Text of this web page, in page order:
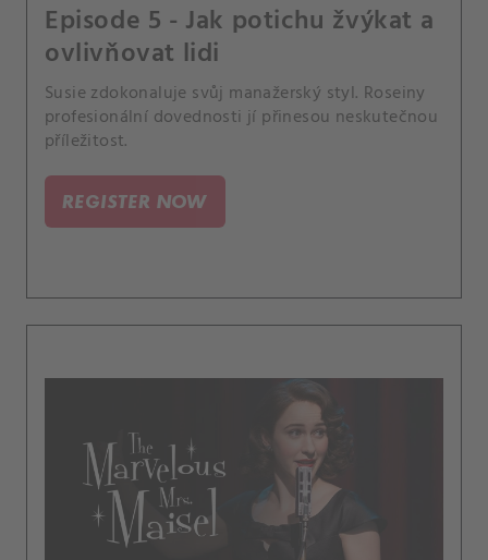
Episode 5 - Jak potichu žvýkat a
ovlivňovat lidi
Susie zdokonaluje svůj manažerský styl. Roseiny
profesionální dovednosti jí přinesou neskutečnou
příležitost.
REGISTER NOW